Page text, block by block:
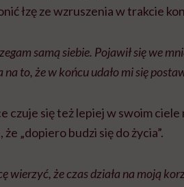
łzę ze wzruszenia w trakcie
samą siebie. Pojawił się we
to, że w końcu udało mi się
czuje się też lepiej w swoim
„dopiero budzi się do życia”.
wierzyć, że czas działa na moją